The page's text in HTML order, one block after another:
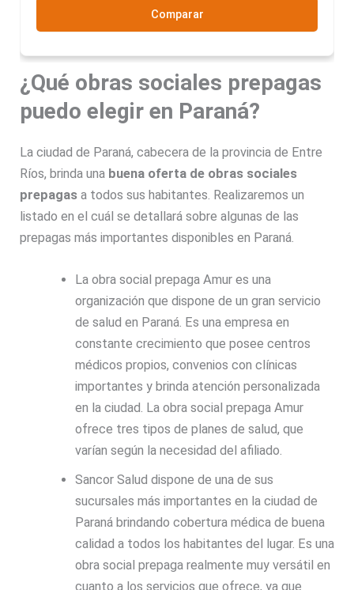
Comparar
¿Qué obras sociales prepagas
puedo elegir en Paraná?
La ciudad de Paraná, cabecera de la provincia de Entre
Ríos, brinda una buena oferta de obras sociales
prepagas a todos sus habitantes. Realizaremos un
listado en el cuál se detallará sobre algunas de las
prepagas más importantes disponibles en Paraná.
La obra social prepaga Amur es una
organización que dispone de un gran servicio
de salud en Paraná. Es una empresa en
constante crecimiento que posee centros
médicos propios, convenios con clínicas
importantes y brinda atención personalizada
en la ciudad. La obra social prepaga Amur
ofrece tres tipos de planes de salud, que
varían según la necesidad del afiliado.
Sancor Salud dispone de una de sus
sucursales más importantes en la ciudad de
Paraná brindando cobertura médica de buena
calidad a todos los habitantes del lugar. Es una
obra social prepaga realmente muy versátil en
cuanto a los servicios que ofrece, ya que